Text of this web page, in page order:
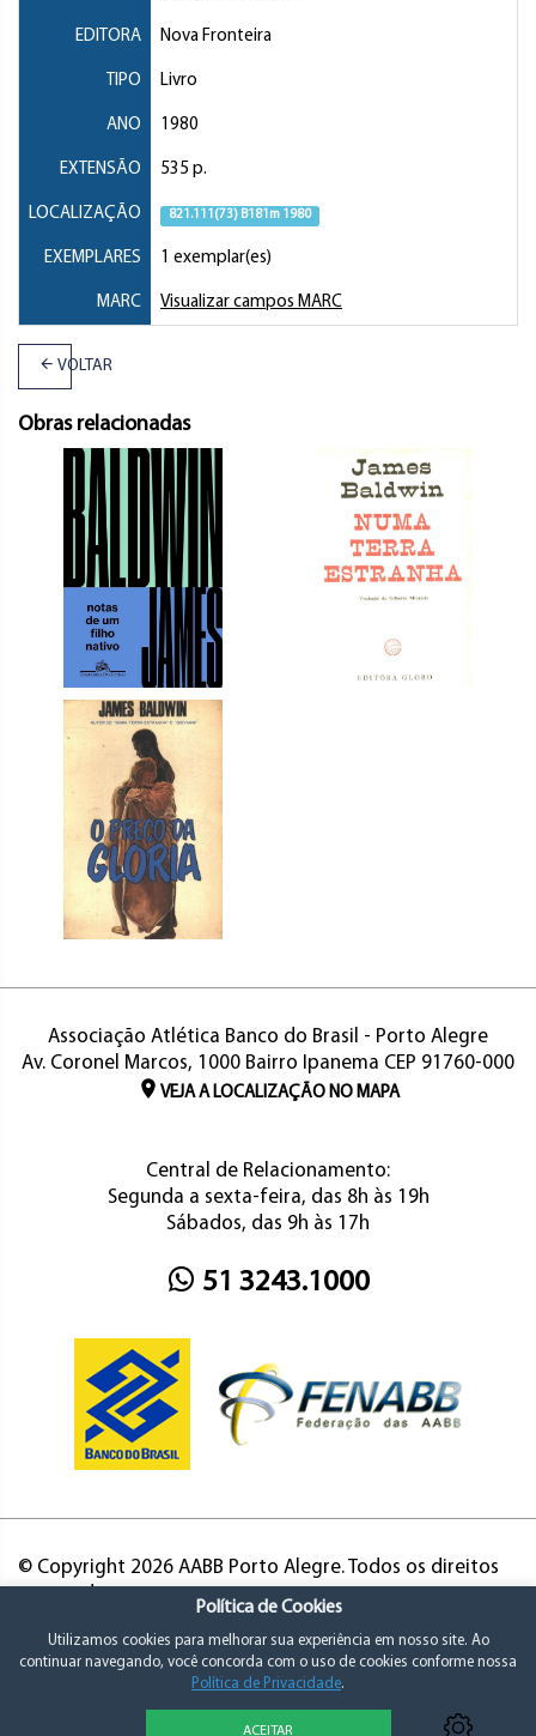
EDITORA Nova Fronteira
TIPO Livro
ANO 1980
EXTENSÃO 535 p.
LOCALIZAÇÃO 821.111(73) B181m 1980
EXEMPLARES 1 exemplar(es)
MARC Visualizar campos MARC
VOLTAR
Obras relacionadas
Associação Atlética Banco do Brasil - Porto Alegre
Av. Coronel Marcos, 1000 Bairro Ipanema CEP 91760-000
VEJA A LOCALIZAÇÃO NO MAPA
Central de Relacionamento:
Segunda a sexta-feira, das 8h às 19h
Sábados, das 9h às 17h
51 3243.1000
© Copyright 2026 AABB Porto Alegre. Todos os direitos
Política de Cookies
Utilizamos cookies para melhorar sua experiência em nosso site. Ao
continuar navegando, você concorda com o uso de cookies conforme nossa
Política de Privacidade.
ACEITAR